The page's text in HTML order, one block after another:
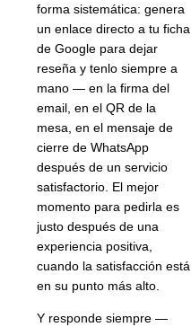
forma sistemática: genera
un enlace directo a tu ficha
de Google para dejar
reseña y tenlo siempre a
mano — en la firma del
email, en el QR de la
mesa, en el mensaje de
cierre de WhatsApp
después de un servicio
satisfactorio. El mejor
momento para pedirla es
justo después de una
experiencia positiva,
cuando la satisfacción está
en su punto más alto.
Y responde siempre —